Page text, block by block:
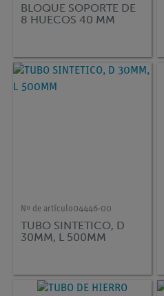
BLOQUE SOPORTE DE
8 HUECOS 40 MM
Nº de artículo04446-00
TUBO SINTETICO, D
30MM, L 500MM